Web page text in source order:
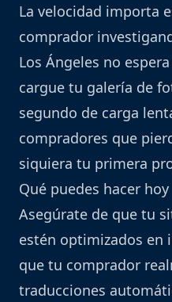
La velocidad importa
comprador
Los Ángeles no
cargue tu galería de
segundo de carga
compradores que
siquiera tu primera
Qué puedes hacer hoy
Asegúrate de que tu
estén optimizados en
que tu comprador
traducciones